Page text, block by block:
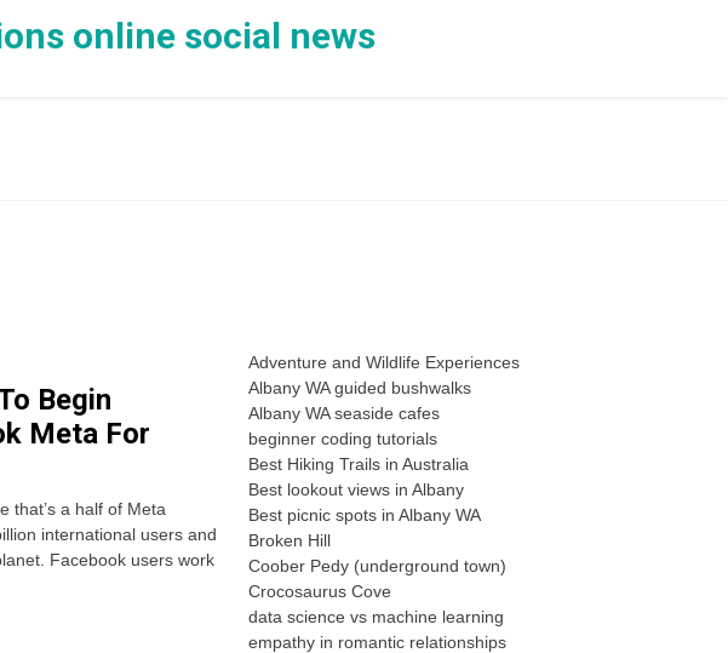
online social news
Begin
Meta For
that’s a half of Meta
international users and
Facebook users work
Adventure and Wildlife Experiences
Albany WA guided bushwalks
Albany WA seaside cafes
beginner coding tutorials
Best Hiking Trails in Australia
Best lookout views in Albany
Best picnic spots in Albany WA
Broken Hill
Coober Pedy (underground town)
Crocosaurus Cove
data science vs machine learning
empathy in romantic relationships